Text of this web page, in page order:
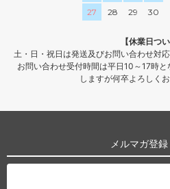
27
28 29 30
【休業日つい
土・日・祝日は発送及びお問い合わせ対
お問い合わせ受付時間は平日10～17時
しますが何卒よろしく
メルマガ登